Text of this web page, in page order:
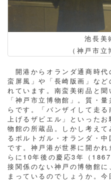
池長美
（神戸市立
開港からオランダ通商時代
蛮屏風」や「長崎版画」な
れています。南蛮美術品と
「神戸市立博物館」。質・
らです。「バンザイして走
上げるザビエル」といった
物館の所蔵品。しかし考え
るポルトガル・オランダ・
です。神戸港が世界に開か
らに10年後の慶応3年（
接関係のない神戸の博物館
まっているのでしょうか。今